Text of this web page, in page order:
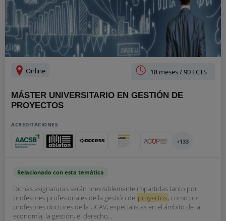
Online 18 meses / 90 ECTS
MÁSTER UNIVERSITARIO EN GESTIÓN DE
PROYECTOS
ACREDITACIONES
+133
Relacionado con esta temática
Dichas asignaturas serán previsiblemente impartidas tanto por
profesores profesionales de la gestión de proyectos, como por
profesores doctores de la UCAV, especialistas en el ámbito de la
economía, la gestión, el derecho...